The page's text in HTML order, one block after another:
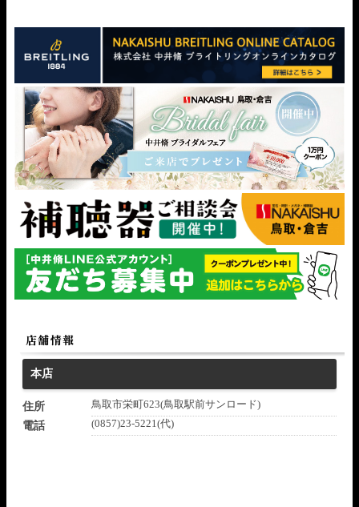
本店
住所
鳥取市栄町623(鳥取駅前サンロード)
電話
(0857)23-5221(代)